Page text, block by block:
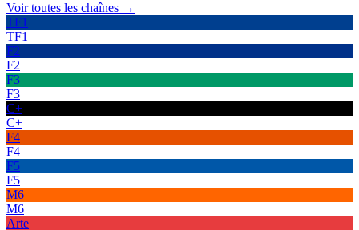
Voir toutes les chaînes →
TF1
TF1
F2
F2
F3
F3
C+
C+
F4
F4
F5
F5
M6
M6
Arte